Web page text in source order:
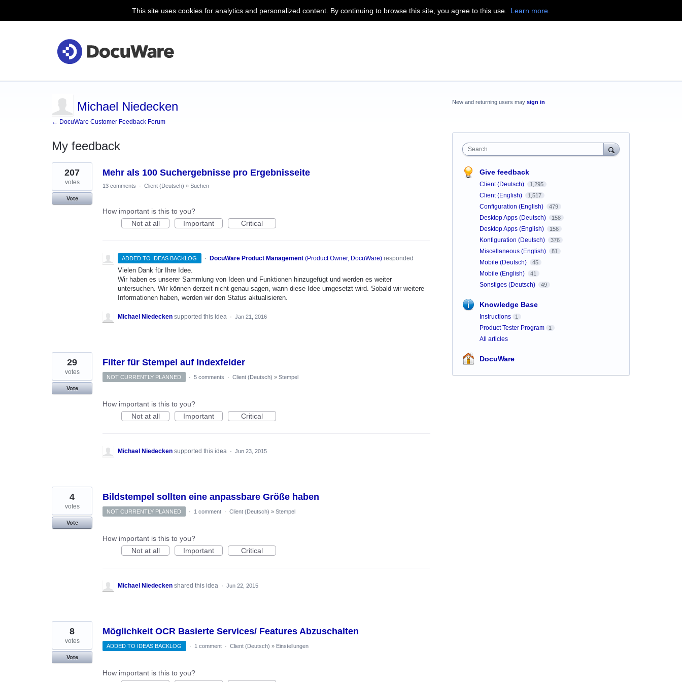
This site uses cookies for analytics and personalized content. By continuing to browse this site, you agree to this use. Learn more.
Michael Niedecken
← DocuWare Customer Feedback Forum
My feedback
4
results
found
Mehr als 100 Suchergebnisse pro Ergebnisseite
207
votes
Vote
13 comments · Client (Deutsch) » Suchen
How important is this to you?
Not at all
Important Critical
ADDED TO IDEAS BACKLOG · DocuWare Product Management (Product Owner, DocuWare)responded
Vielen Dank für Ihre Idee.
Wir haben es unserer Sammlung von Ideen und Funktionen hinzugefügt und werden es weiter
untersuchen. Wir können derzeit nicht genau sagen, wann diese Idee umgesetzt wird. Sobald wir weitere
Informationen haben, werden wir den Status aktualisieren.
Michael Niedecken supported this idea · Jan 21, 2016
Filter für Stempel auf Indexfelder
29
votes
Vote
NOT CURRENTLY PLANNED · 5 comments · Client (Deutsch) » Stempel
How important is this to you?
Not at all
Important Critical
Michael Niedecken supported this idea · Jun 23, 2015
Bildstempel sollten eine anpassbare Größe haben
4
votes
Vote
NOT CURRENTLY PLANNED · 1 comment · Client (Deutsch) » Stempel
How important is this to you?
Not at all
Important Critical
Michael Niedecken shared this idea · Jun 22, 2015
Möglichkeit OCR Basierte Services/ Features Abzuschalten
8
votes
Vote
ADDED TO IDEAS BACKLOG · 1 comment · Client (Deutsch) » Einstellungen
How important is this to you?
New and returning users may sign in
Search
Give feedback
Client (Deutsch) 1,295
Client (English) 1,517
Configuration (English) 479
Desktop Apps (Deutsch) 158
Desktop Apps (English) 156
Konfiguration (Deutsch) 376
Miscellaneous (English) 81
Mobile (Deutsch) 45
Mobile (English) 41
Sonstiges (Deutsch) 49
Knowledge Base
Instructions 1
Product Tester Program 1
All articles
DocuWare